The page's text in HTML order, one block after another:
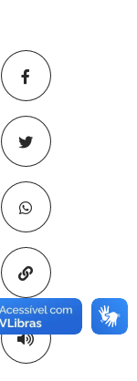
Copiar para